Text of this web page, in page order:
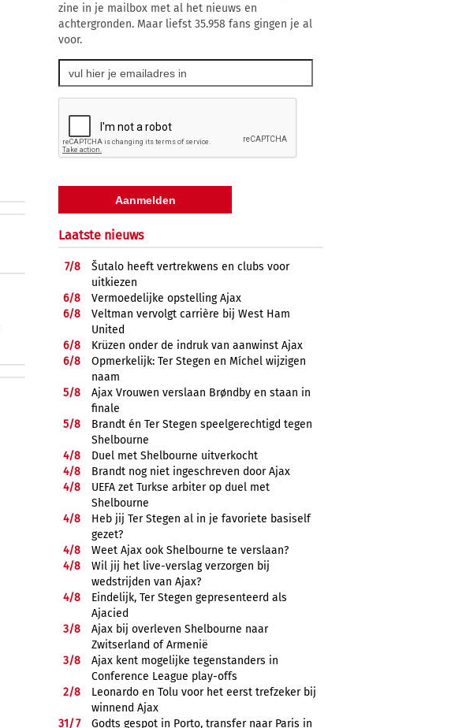
zine in je mailbox met al het nieuws en
achtergronden. Maar liefst 35.958 fans gingen je al
voor.
Laatste nieuws
7/8
Šutalo heeft vertrekwens en clubs voor
uitkiezen
6/8
Vermoedelijke opstelling Ajax
6/8
Veltman vervolgt carrière bij West Ham
United
6/8
Krüzen onder de indruk van aanwinst Ajax
6/8
Opmerkelijk: Ter Stegen en Míchel wijzigen
naam
5/8
Ajax Vrouwen verslaan Brøndby en staan in
finale
5/8
Brandt én Ter Stegen speelgerechtigd tegen
Shelbourne
4/8
Duel met Shelbourne uitverkocht
4/8
Brandt nog niet ingeschreven door Ajax
4/8
UEFA zet Turkse arbiter op duel met
Shelbourne
4/8
Heb jij Ter Stegen al in je favoriete basiself
gezet?
4/8
Weet Ajax ook Shelbourne te verslaan?
4/8
Wil jij het live-verslag verzorgen bij
wedstrijden van Ajax?
4/8
Eindelijk, Ter Stegen gepresenteerd als
Ajacied
3/8
Ajax bij overleven Shelbourne naar
Zwitserland of Armenië
3/8
Ajax kent mogelijke tegenstanders in
Conference League play-offs
2/8
Leonardo en Tolu voor het eerst trefzeker bij
winnend Ajax
31/7
Godts gespot in Porto, transfer naar Paris in